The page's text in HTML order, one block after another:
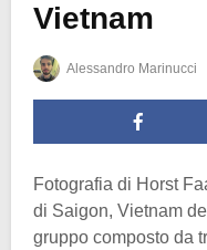
Vietnam
Alessandro Marinucci
Fotografia di Horst
di Saigon, Vietnam
gruppo composto da